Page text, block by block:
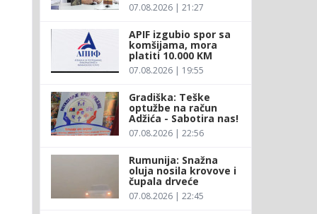
07.08.2026 | 21:27
APIF izgubio spor sa
komšijama, mora
platiti 10.000 KM
07.08.2026 | 19:55
Gradiška: Teške
optužbe na račun
Adžića - Sabotira nas!
07.08.2026 | 22:56
Rumunija: Snažna
oluja nosila krovove i
čupala drveće
07.08.2026 | 22:45